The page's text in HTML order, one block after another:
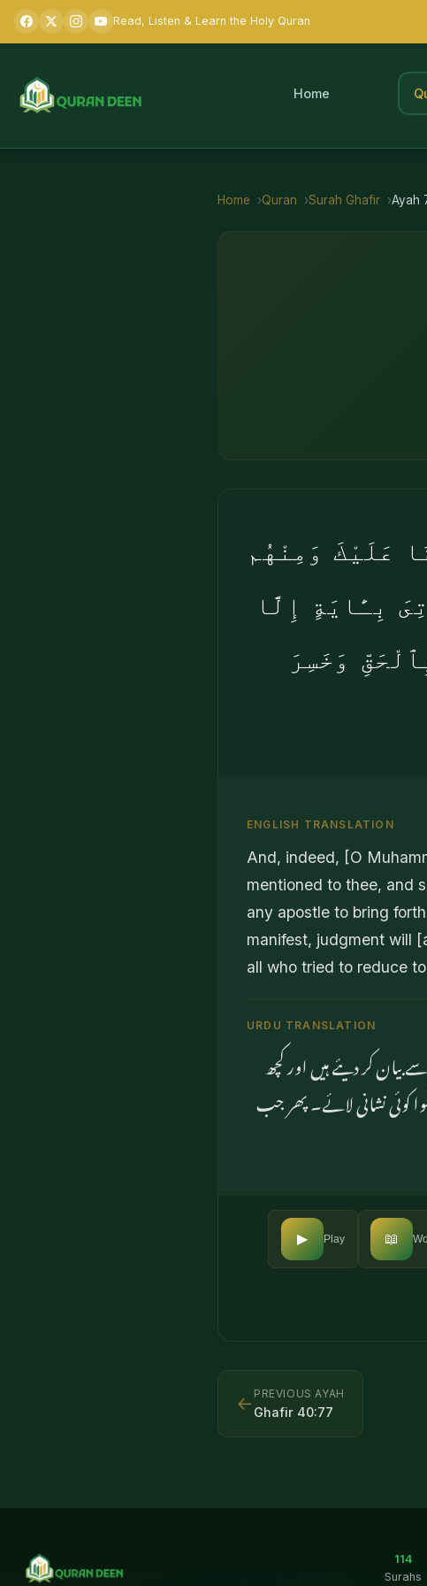
Read, Listen & Learn the Holy Quran
Home
Home Quran Surah Ghafir Ayah
عَلَيْكَ وَمِنْهُم
بِـَٔايَةٍ إِلَّا
وَخَسِرَ
ENGLISH TRANSLATION
And, indeed, [O
mentioned to thee, and
any apostle to bring
manifest, judgment will
all who tried to reduce
URDU TRANSLATION
کر دیئے ہیں اور کچھ
کوئی نشانی لائے۔ پھر جب
▶ Play 📖
← PREVIOUS AYAH
Ghafir 40:77
114
Surahs